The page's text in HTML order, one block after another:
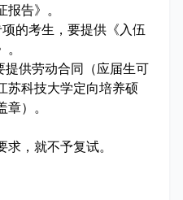
告》。
的考生，要提供《入伍
供劳动合同（应届生可
苏科技大学定向培养硕
）。
，就不予复试。